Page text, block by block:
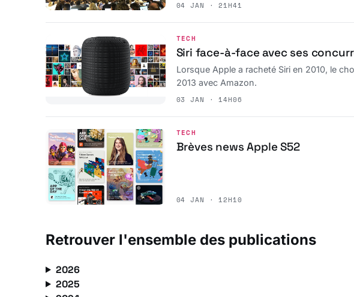
04 JAN · 21H41
TECH
Siri face-à-face avec ses
Lorsque Apple a racheté Siri en 2010, le
2013 avec Amazon.
03 JAN · 14H06
TECH
Brèves news Apple S52
04 JAN · 12H10
Retrouver l'ensemble des publications
2026
2025